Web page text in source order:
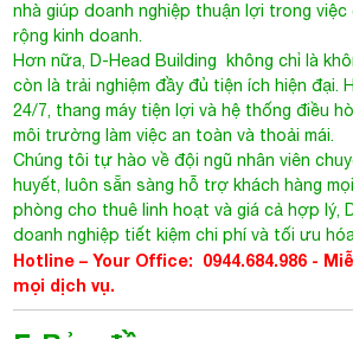
nhà giúp doanh nghiệp thuận lợi trong
rộng kinh doanh.
Hơn nữa, D-Head Building không chỉ là
còn là trải nghiệm đầy đủ tiện ích hiện đại.
24/7, thang máy tiện lợi và hệ thống điều
môi trường làm việc an toàn và thoải mái.
Chúng tôi tự hào về đội ngũ nhân viên
huyết, luôn sẵn sàng hỗ trợ khách hàng
phòng cho thuê linh hoạt và giá cả hợp lý,
doanh nghiệp tiết kiệm chi phí và tối ưu
Hotline – Your Office: 0944.684.986 -
mọi dịch vụ.